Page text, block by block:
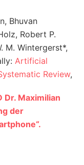
Bhuvan
Robert P.
M. Wintergerst*,
Artificial
Review,
Dr. Maximilian
der